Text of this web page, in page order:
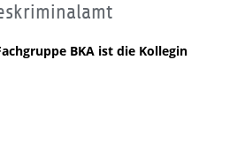
BKA ist die Kollegin